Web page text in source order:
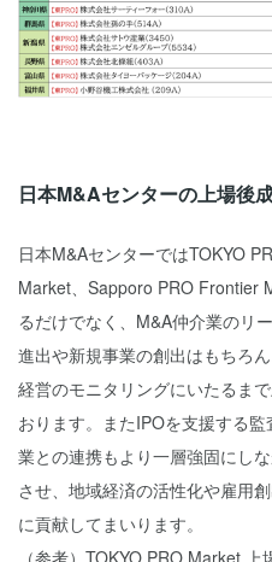
日本M&Aセンターの上場後
日本M&AセンターではTOKYO
Market、Sapporo PRO Frontier
るだけでなく、M&A仲介業のリ
進出や新規事業の創出はもちろ
経営のモニタリングにいたるま
おります。またIPOを支援する
業との連携もより一層強固にし
させ、地域経済の活性化や雇用
に貢献してまいります。
（参考）TOKYO PRO Market 上